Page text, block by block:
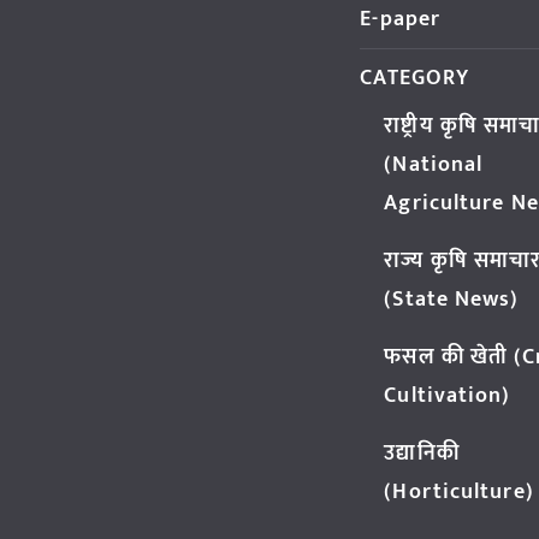
E-paper
CATEGORY
राष्ट्रीय कृषि
(National
Agriculture
राज्य कृषि
(State News)
फसल की खेती
Cultivation)
उद्यानिकी
(Horticulture)